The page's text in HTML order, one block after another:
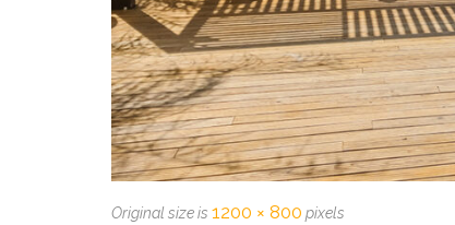
Original size is 1200 × 800 pixels